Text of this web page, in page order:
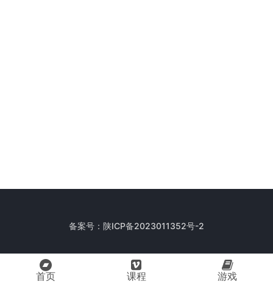
备案号： 陕ICP备2023011352号-2
首页 课程 游戏